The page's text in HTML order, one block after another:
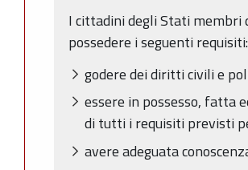
I cittadini degli Stati membri
possedere i seguenti requisiti:
godere dei diritti civili e
essere in possesso, fatta
di tutti i requisiti previsti
avere adeguata